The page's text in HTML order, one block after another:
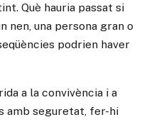
Què hauria passat si
nen, una persona gran o
podrien haver
a la convivència i a
amb seguretat, fer-hi